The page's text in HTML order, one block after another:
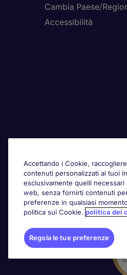
Cambia Paese/
Accessibilità
Awards
Accettando i Cookie,
contenuti personalizzati ai tuoi
esclusivamente quelli
web, senza fornirti contenuti
preferenze in qualsiasi
politica sui Cookie. politica dei
Regola le tue preferenze